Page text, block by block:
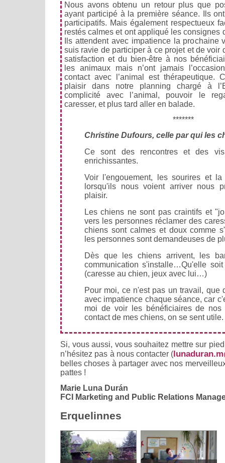
Nous avons obtenu un retour plus que
ayant participé à la première séance. Ils
participatifs. Mais également respectueux
restés calmes et ont appliqué les consignes
Ils attendent avec impatience la prochaine
suis ravie de participer à ce projet et de voir
satisfaction et du bien-être à nos
les animaux mais n’ont jamais
contact avec l’animal est thérapeutique.
plaisir dans notre planning chargé à
complicité avec l’animal, pouvoir le
caresser, et plus tard aller en balade.
*******
Christine Dufours, celle par qui les
Ce sont des rencontres et des
enrichissantes.
Voir l'engouement, les sourires et
lorsqu'ils nous voient arriver nous
plaisir.
Les chiens ne sont pas craintifs et
vers les personnes réclamer des
chiens sont calmes et doux comme
les personnes sont demandeuses de
Dès que les chiens arrivent, les
communication s'installe…Qu'elle
(caresse au chien, jeux avec lui…)
Pour moi, ce n'est pas un travail, que
avec impatience chaque séance, car
moi de voir les bénéficiaires de nos
contact de mes chiens, on se sent utile.
Si, vous aussi, vous souhaitez mettre sur
n’hésitez pas à nous contacter (
belles choses à partager avec nos
pattes !
Marie Luna Durán
FCI Marketing and Public Relations
Erquelinnes